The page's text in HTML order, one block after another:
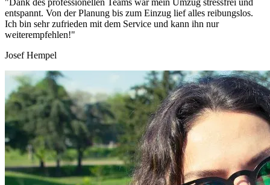
"Dank des professionellen Teams war mein Umzug stressfrei und
entspannt. Von der Planung bis zum Einzug lief alles reibungslos.
Ich bin sehr zufrieden mit dem Service und kann ihn nur
weiterempfehlen!"
Josef Hempel